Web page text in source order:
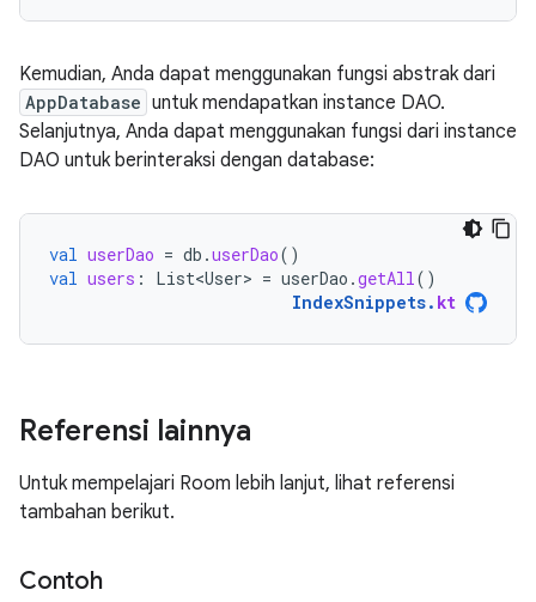
Kemudian, Anda dapat menggunakan fungsi abstrak dari
AppDatabase untuk mendapatkan instance DAO.
Selanjutnya, Anda dapat menggunakan fungsi dari instance
DAO untuk berinteraksi dengan database:
val userDao = db .userDao()
val users : List<User> = userDao .getAll ()
IndexSnippets. kt
Referensi lainnya
Untuk mempelajari Room lebih lanjut, lihat referensi
tambahan berikut.
Contoh